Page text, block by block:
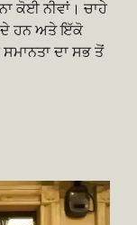
ਕੋਈ ਨੀਵਾਂ। ਚਾਹੇ
ਹਨ ਅਤੇ ਇੱਕੋ
ਦਾ ਸਭ ਤੋਂ